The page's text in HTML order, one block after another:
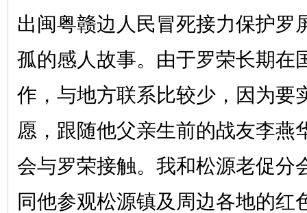
出闽粤赣边人民冒死接力保护罗
孤的感人故事。由于罗荣长期在
作，与地方联系比较少，因为要
愿，跟随他父亲生前的战友李燕
会与罗荣接触。我和松源老促分
同他参观松源镇及周边各地的红